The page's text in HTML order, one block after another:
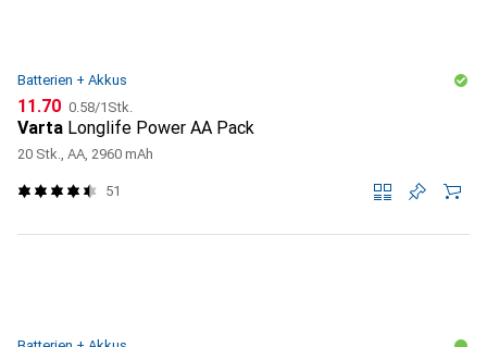
Batterien + Akkus
CHF
11.70 CHF
0.58/1Stk.
Varta Longlife Power AA Pack
20 Stk., AA, 2960 mAh
51